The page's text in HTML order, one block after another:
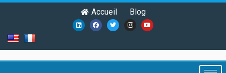
Accueil Blog